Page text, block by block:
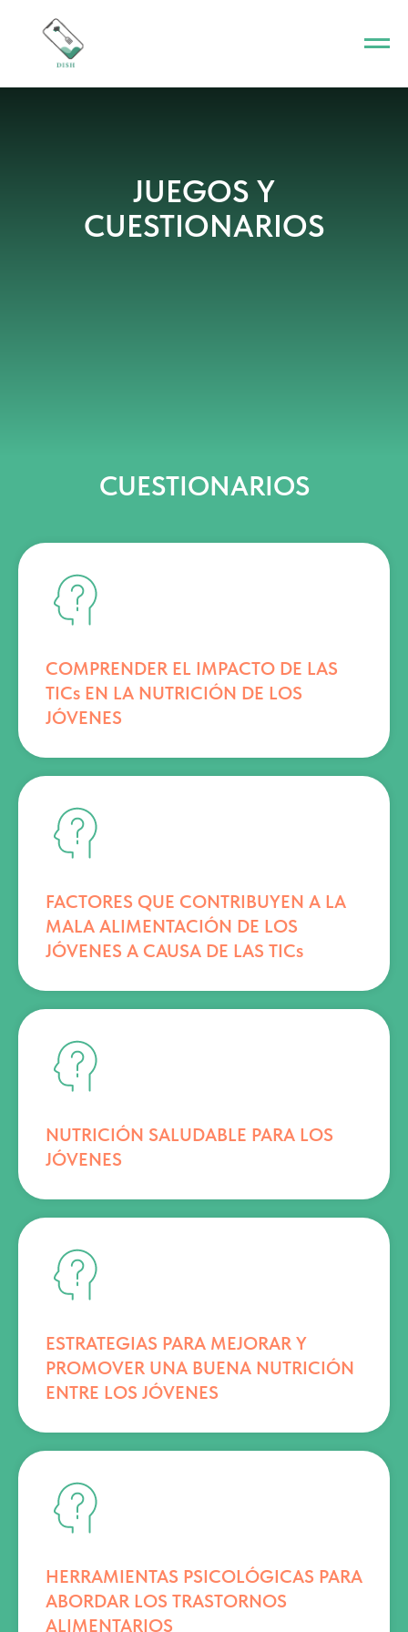
JUEGOS Y
CUESTIONARIOS
CUESTIONARIOS
COMPRENDER EL IMPACTO DE LAS
TICs EN LA NUTRICIÓN DE LOS
JÓVENES
FACTORES QUE CONTRIBUYEN A LA
MALA ALIMENTACIÓN DE LOS
JÓVENES A CAUSA DE LAS TICs
NUTRICIÓN SALUDABLE PARA LOS
JÓVENES
ESTRATEGIAS PARA MEJORAR Y
PROMOVER UNA BUENA NUTRICIÓN
ENTRE LOS JÓVENES
HERRAMIENTAS PSICOLÓGICAS PARA
ABORDAR LOS TRASTORNOS
ALIMENTARIOS